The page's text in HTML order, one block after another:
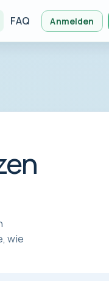
FAQ Anmelden
wie